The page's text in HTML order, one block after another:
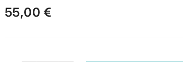
55,00 €